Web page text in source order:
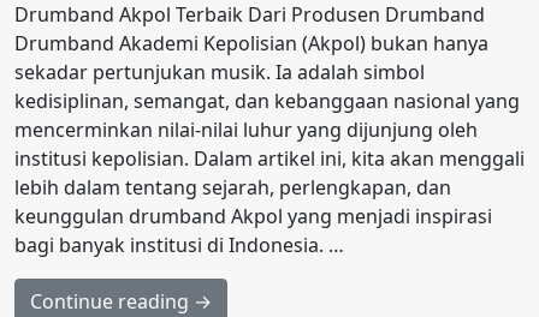
Drumband Akpol Terbaik Dari Produsen Drumband
Drumband Akademi Kepolisian (Akpol) bukan hanya
sekadar pertunjukan musik. Ia adalah simbol
kedisiplinan, semangat, dan kebanggaan nasional yang
mencerminkan nilai-nilai luhur yang dijunjung oleh
institusi kepolisian. Dalam artikel ini, kita akan menggali
lebih dalam tentang sejarah, perlengkapan, dan
keunggulan drumband Akpol yang menjadi inspirasi
bagi banyak institusi di Indonesia. …
Continue reading →